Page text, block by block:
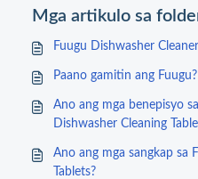
Mga artikulo sa
Fuugu Dishwasher
Paano gamitin ang Fuugu?
Ano ang mga benepisyo
Dishwasher Cleaning
Ano ang mga sangkap sa
Tablets?